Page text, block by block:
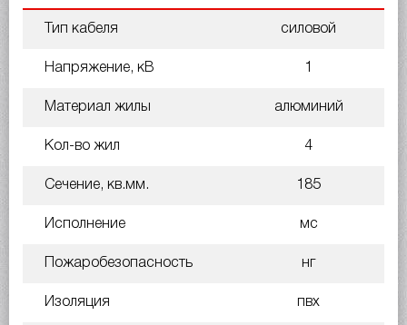
Тип кабеля силовой
Напряжение, кВ 1
Материал жилы алюминий
Кол-во жил 4
Сечение, кв.мм. 185
Исполнение мс
Пожаробезопасность нг
Изоляция пвх